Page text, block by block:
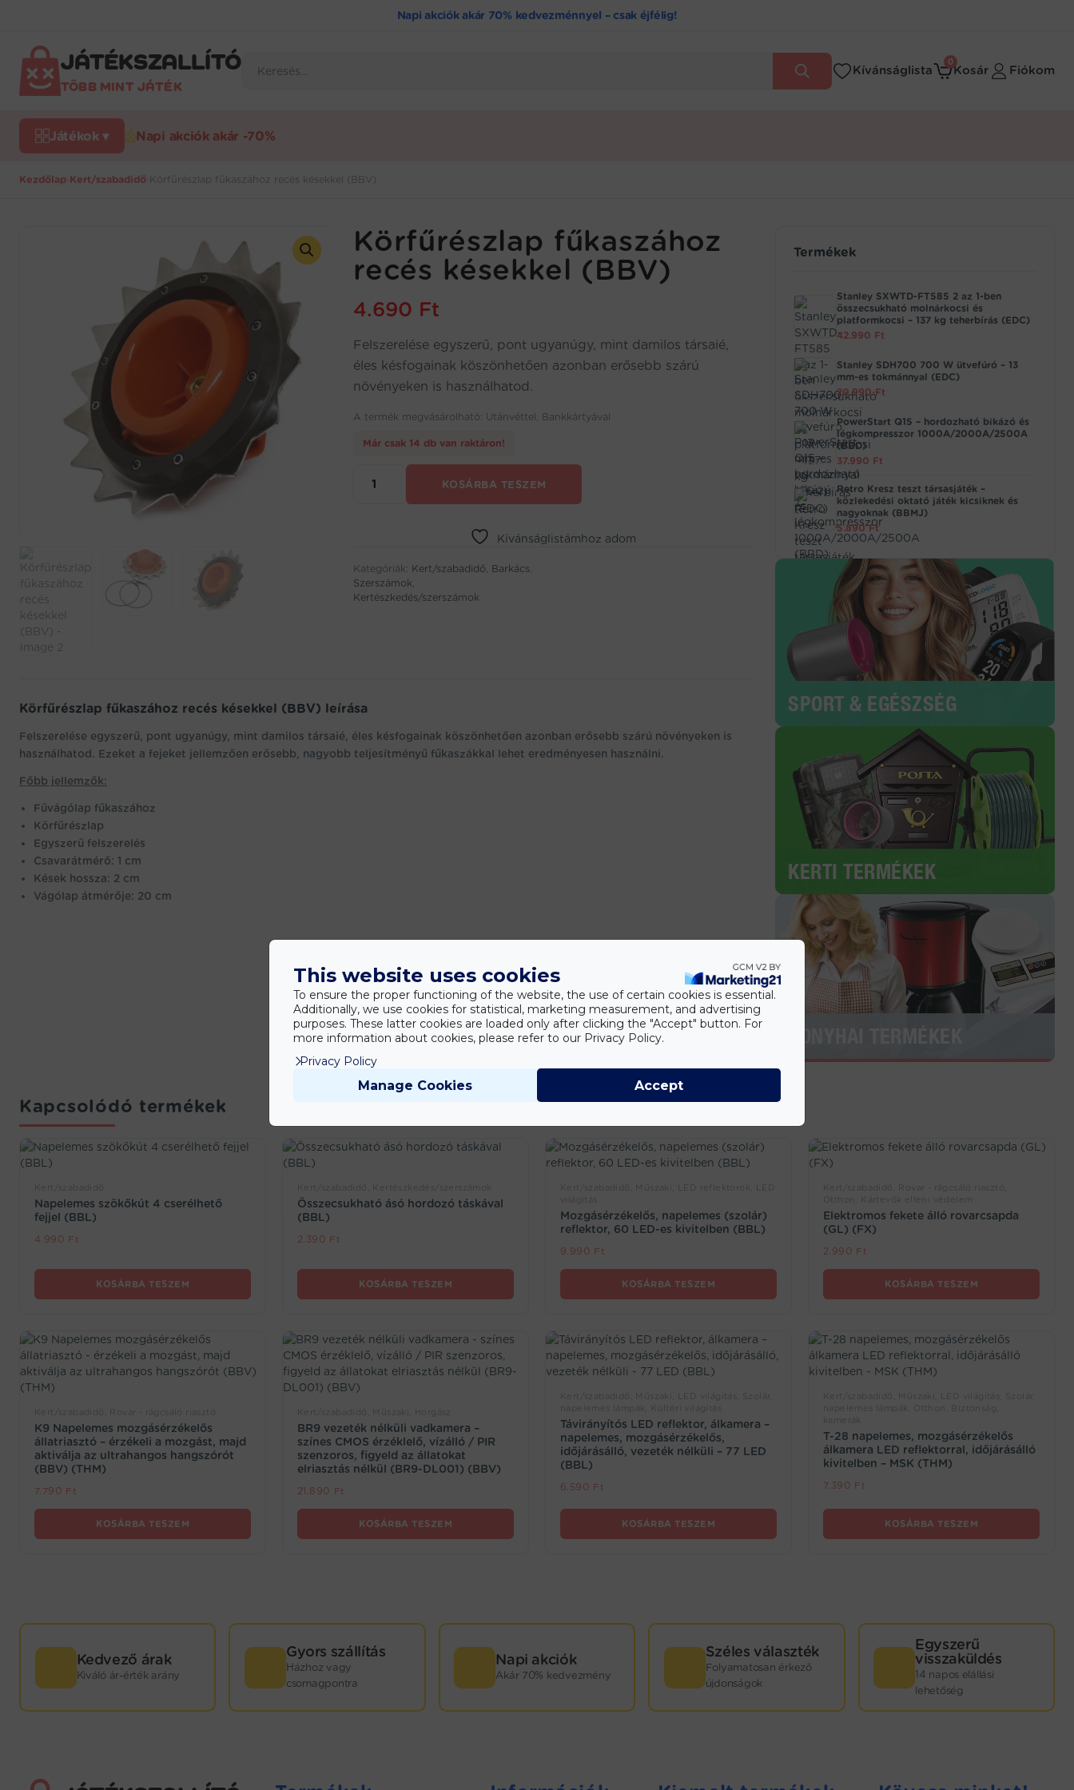
Napi akciók akár 70% kedvezménnyel – csak éjfélig!
JÁTÉKSZALLÍTÓ
TÖBB MINT JÁTÉK
search
Kívánságlista
0
Kosár Fiókom
Játékok ▾ Napi akciók akár -70%
Kezdőlap Kert/szabadidő Körfűrészlap fűkaszához recés késekkel (BBV)
Körfűrészlap fűkaszához
recés késekkel (BBV)
4.690 Ft
Felszerelése egyszerű, pont ugyanúgy, mint damilos társaié,
éles késfogainak köszönhetően azonban erősebb szárú
növényeken is használhatod.
A termék megvásárolható: Utánvéttel, Bankkártyával
Már csak 14 db van raktáron!
fűkaszához
KOSÁRBA TESZEM
Kívánságlistámhoz adom
Kategóriák: Kert/szabadidő, Barkács,
Szerszámok,
Kertészkedés/szerszámok
Körfűrészlap fűkaszához recés késekkel (BBV) leírása
Felszerelése egyszerű, pont ugyanúgy, mint damilos társaié, éles késfogainak köszönhetően azonban erősebb szárú növényeken is
használhatod. Ezeket a fejeket jellemzően erősebb, nagyobb teljesítményű fűkaszákkal lehet eredményesen használni.
Főbb jellemzők:
Fűvágólap fűkaszához
Körfűrészlap
Egyszerű felszerelés
Csavarátmérő: 1 cm
Kések hossza: 2 cm
Vágólap átmérője: 20 cm
Termékek
Stanley SXWTD-FT585 2 az 1-ben
összecsukható molnárkocsi és
platformkocsi – 137 kg teherbírás (EDC)
42.990 Ft
Stanley SDH700 700 W ütvefúró – 13
mm-es tokmánnyal (EDC)
20.990Ft
PowerStart Q15 – hordozható bikázó és
légkompresszor 1000A/2000A/2500A
(BBD)
37.990 Ft
Retro Kresz teszt társasjáték –
közlekedési oktató játék kicsiknek és
nagyoknak (BBMJ)
5.890Ft
SPORT & EGÉSZSÉG
KERTI TERMÉKEK
Kapcsolódó termékek
Napelemes szökőkút 4 cserélhető
fejjel (BBL)
4.990 Ft
KOSÁRBA TESZEM
Összecsukható ásó hordozó táskával
(BBL)
2.390 Ft
KOSÁRBA TESZEM
Mozgásérzékelős, napelemes (szolár)
reflektor, 60 LED-es kivitelben (BBL)
9.990 Ft
KOSÁRBA TESZEM
Elektromos fekete álló rovarcsapda
(GL) (FX)
2.990 Ft
KOSÁRBA TESZEM
K9 Napelemes mozgásérzékelős
állatriasztó – érzékeli a mozgást, majd
aktiválja az ultrahangos hangszórót
(BBV) (THM)
7.790 Ft
KOSÁRBA TESZEM
BR9 vezeték nélküli vadkamera –
színes CMOS érzéklelő, vízálló / PIR
szenzoros, figyeld az állatokat
elriasztás nélkül (BR9-DL001) (BBV)
21.890 Ft
KOSÁRBA TESZEM
Távirányítós LED reflektor, álkamera –
napelemes, mozgásérzékelős,
időjárásálló, vezeték nélküli – 77 LED
(BBL)
6.590 Ft
KOSÁRBA TESZEM
T-28 napelemes, mozgásérzékelős
álkamera LED reflektorral, időjárásálló
kivitelben – MSK (THM)
7.390 Ft
KOSÁRBA TESZEM
GYORS
KISZÁLLÍTÁS!
raktárról: ebben az esetben sokkal rövidebb
Kedvező árak
Kiváló ár-érték arány
Gyors szállítás
Házhoz vagy
csomagpontra
Napi akciók
Akár 70% kedvezmény
Széles választék
Folyamatosan érkező
újdonságok
Egyszerű
visszaküldés
14 napos elállási
lehetőség
This website uses cookies
To ensure the proper functioning of the website, the use of certain cookies is essential.
Additionally, we use cookies for statistical, marketing measurement, and advertising
purposes. These latter cookies are loaded only after clicking the "Accept" button. For
more information about cookies, please refer to our Privacy Policy.
Privacy Policy
Manage Cookies Accept